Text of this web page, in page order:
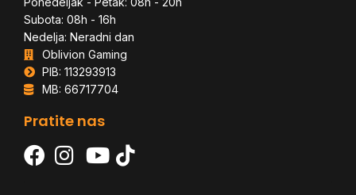
Subota: 08h - 16h
Nedelja: Neradni dan
Oblivion Gaming
PIB: 113293913
MB: 66717704
Pratite nas